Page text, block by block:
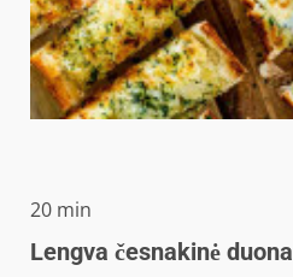
20minučių
min
Lengva česnakinė duona